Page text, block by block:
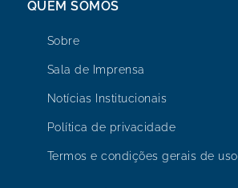
QUEM SOMOS
Sobre
Sala de Imprensa
Notícias Institucionais
Política de privacidade
Termos e condições gerais de uso